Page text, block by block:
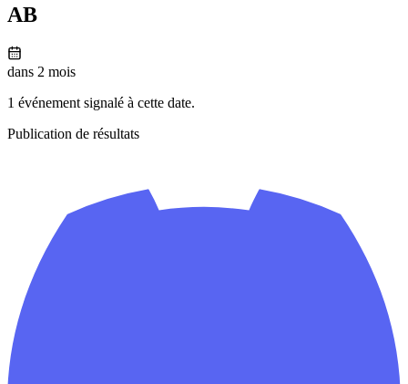
AB
dans 2 mois
1 événement signalé à cette date.
Publication de résultats